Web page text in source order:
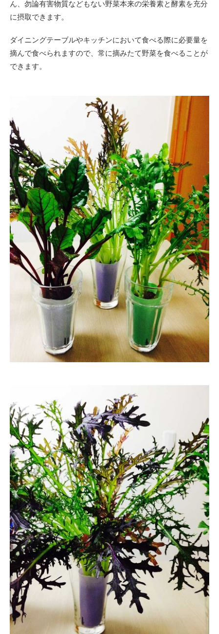
ん、 勿論有害物質などもない野菜本来の栄養素と酵素を充分
に摂取できます。
ダイニングテーブルやキッチンにおいて食べる際に必要量を
摘んで食べられますので、常に摘みたて野菜を食べることが
できます。